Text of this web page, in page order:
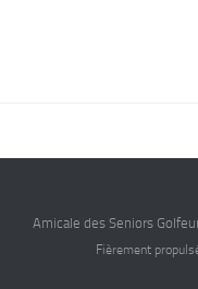
Amicale des Seniors
Fièrement